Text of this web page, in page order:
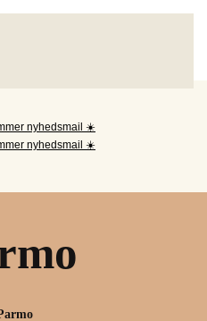
nyhedsmail ☀️
nyhedsmail ☀️